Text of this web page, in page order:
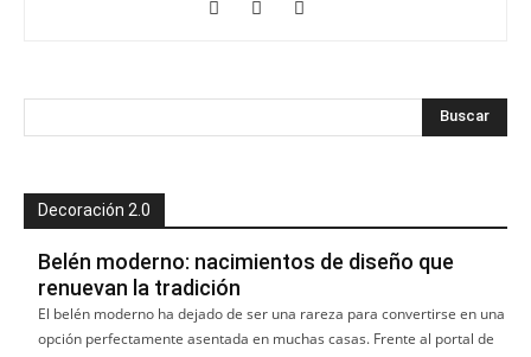
Decoración 2.0
Belén moderno: nacimientos de diseño que
renuevan la tradición
El belén moderno ha dejado de ser una rareza para convertirse en una
opción perfectamente asentada en muchas casas. Frente al portal de